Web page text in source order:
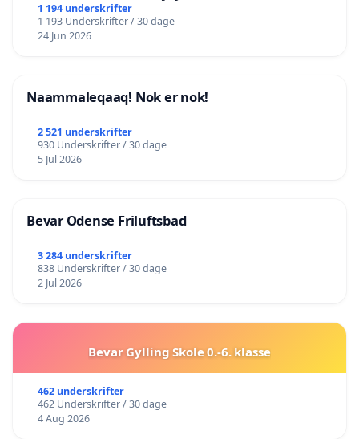
lokalområde i balance
1 194 underskrifter
1 193 Underskrifter / 30 dage
24 Jun 2026
Naammaleqaaq! Nok er nok!
2 521 underskrifter
930 Underskrifter / 30 dage
5 Jul 2026
Bevar Odense Friluftsbad
3 284 underskrifter
838 Underskrifter / 30 dage
2 Jul 2026
Bevar Gylling Skole 0.-6. klasse
462 underskrifter
462 Underskrifter / 30 dage
4 Aug 2026